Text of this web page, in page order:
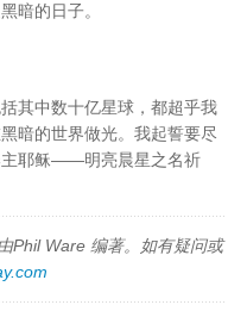
暗的日子。
其中数十亿星球，都超乎我
暗的世界做光。我起誓要尽
主耶稣——明亮晨星之名祈
Phil Ware 编著。如有疑问或